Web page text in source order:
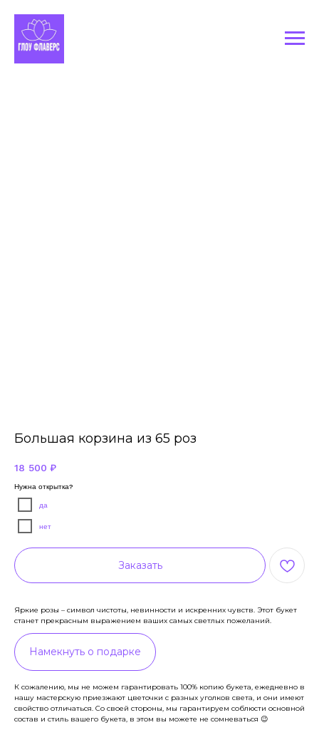
Большая корзина из 65 роз
18 500 ₽
Нужна открытка?
да
нет
Заказать
Яркие розы – символ чистоты, невинности и искренних чувств. Этот букет
станет прекрасным выражением ваших самых светлых пожеланий.
Намекнуть о подарке
К сожалению, мы не можем гарантировать 100% копию букета, ежедневно в
нашу мастерскую приезжают цветочки с разных уголков света, и они имеют
свойство отличаться. Со своей стороны, мы гарантируем соблюсти основной
состав и стиль вашего букета, в этом вы можете не сомневаться 😉